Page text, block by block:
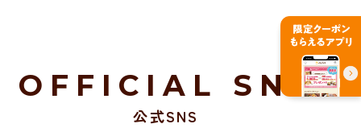
OFFICIAL SNS
公式SNS